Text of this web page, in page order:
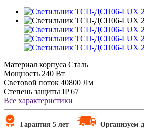
Материал корпуса Сталь
Мощность 240 Вт
Световой поток 40800 Лм
Степень защиты IP 67
Все характеристики
Гарантия 5 лет Организуем